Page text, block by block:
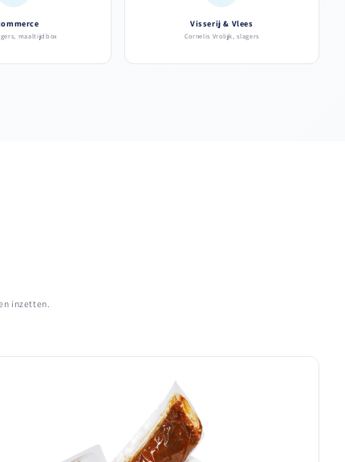
maaltijdbox
Visserij & Vlees
Cornelis Vrolijk, slagers
inzetten.